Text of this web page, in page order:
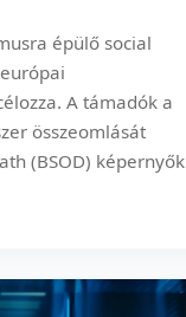
épülő social
A támadók a
összeomlását
(BSOD) képernyők